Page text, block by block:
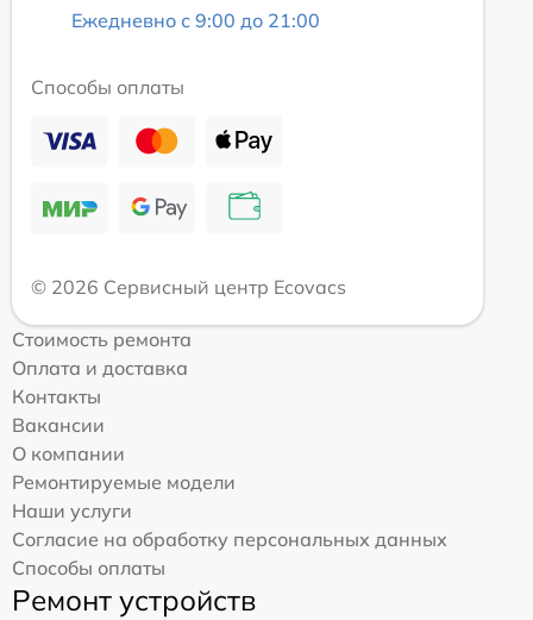
Ежедневно с 9:00 до 21:00
Способы оплаты
© 2026 Сервисный центр Ecovacs
Стоимость ремонта
Оплата и доставка
Контакты
Вакансии
О компании
Ремонтируемые модели
Наши услуги
Согласие на обработку персональных данных
Способы оплаты
Ремонт устройств